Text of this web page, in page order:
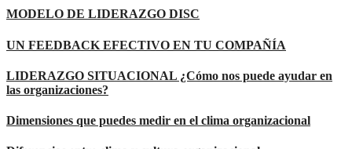
MODELO DE LIDERAZGO DISC
UN FEEDBACK EFECTIVO EN TU COMPAÑÍA
LIDERAZGO SITUACIONAL ¿Cómo nos puede ayudar en
las organizaciones?
Dimensiones que puedes medir en el clima organizacional